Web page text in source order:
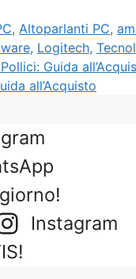
, Altoparlanti PC,
, Logitech,
Guida
all’Acquisto
Instagram